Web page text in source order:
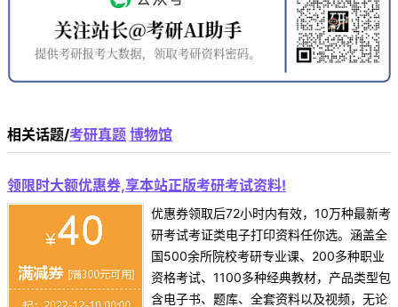
相关话题/考研真题 博物馆
领限时大额优惠券,享本站正版考研考试资料!
优惠券领取后72小时内有效，10万种最新考
研考试考证类电子打印资料任你选。涵盖全
国500余所院校考研专业课、200多种职业
资格考试、1100多种经典教材，产品类型包
含电子书、题库、全套资料以及视频，无论